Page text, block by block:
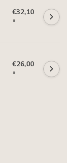
€32,10
*
€26,00
*